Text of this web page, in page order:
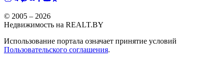
© 2005 – 2026
Недвижимость на REALT.BY
Использование портала означает принятие условий
Пользовательского соглашения.